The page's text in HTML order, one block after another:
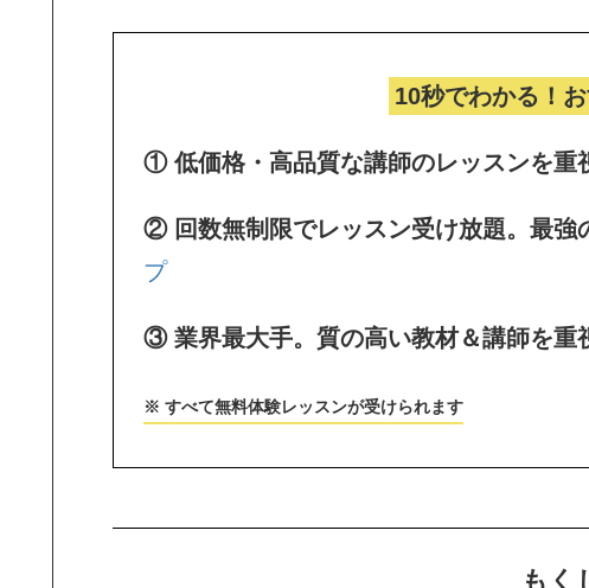
10秒でわかる！
① 低価格・高品質な講師のレッスンを
② 回数無制限でレッスン受け放題。最
プ
③ 業界最大手。質の高い教材＆講師を
※ すべて無料体験レッスンが受けられます
もく